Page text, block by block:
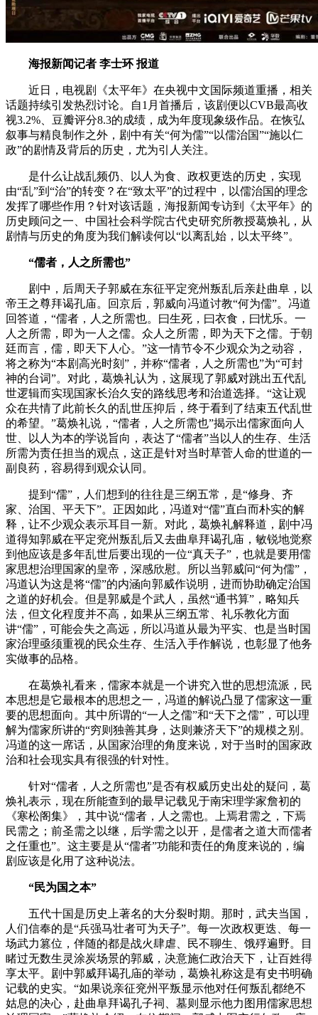
海报新闻记者 李士环 报道
近日，电视剧《太平年》在央视中文国际频道重播，相关
话题持续引发热烈讨论。自1月首播后，该剧便以CVB最高收
视3.2%、豆瓣评分8.3的成绩，成为年度现象级作品。在恢弘
叙事与精良制作之外，剧中有关“何为儒”“以儒治国”“施以仁
政”的剧情及背后的历史，尤为引人关注。
是什么让战乱频仍、以人为食、政权更迭的历史，实现
由“乱”到“治”的转变？在“致太平”的过程中，以儒治国的理念
发挥了哪些作用？针对该话题，海报新闻专访到《太平年》的
历史顾问之一、中国社会科学院古代史研究所教授葛焕礼，从
剧情与历史的角度为我们解读何以“以离乱始，以太平终”。
“儒者，人之所需也”
剧中，后周天子郭威在东征平定兖州叛乱后亲赴曲阜，以
帝王之尊拜谒孔庙。回京后，郭威向冯道讨教“何为儒”。冯道
回答道，“儒者，人之所需也。曰生死，曰衣食，曰忧乐。一
人之所需，即为一人之儒。众人之所需，即为天下之儒。于朝
廷而言，儒，即天下人心。”这一情节令不少观众为之动容，
将之称为“本剧高光时刻”，并称“儒者，人之所需也”为“可封
神的台词”。对此，葛焕礼认为，这展现了郭威对跳出五代乱
世逻辑而实现国家长治久安的路线思考和治道选择。“这让观
众在共情了此前长久的乱世压抑后，终于看到了结束五代乱世
的希望。”葛焕礼说，“儒者，人之所需也”揭示出儒家面向人
世、以人为本的学说旨向，表达了“儒者”当以人的生存、生活
所需为责任担当的观点，这正是针对当时草菅人命的世道的一
副良药，容易得到观众认同。
提到“儒”，人们想到的往往是三纲五常，是“修身、齐
家、治国、平天下”。正因如此，冯道对“儒”直白而朴实的解
释，让不少观众表示耳目一新。对此，葛焕礼解释道，剧中冯
道得知郭威在平定兖州叛乱后又去曲阜拜谒孔庙，敏锐地觉察
到他应该是多年乱世后要出现的一位“真天子”，也就是要用儒
家思想治理国家的皇帝，深感欣慰。所以当郭威问“何为儒”，
冯道认为这是将“儒”的内涵向郭威作说明，进而协助确定治国
之道的好机会。但是郭威是个武人，虽然“通书算”，略知兵
法，但文化程度并不高，如果从三纲五常、礼乐教化方面
讲“儒”，可能会失之高远，所以冯道从最为平实、也是当时国
家治理亟须重视的民众生存、生活入手作解说，也彰显了他务
实做事的品格。
在葛焕礼看来，儒家本就是一个讲究入世的思想流派，民
本思想是它最根本的思想之一，冯道的解说凸显了儒家这一重
要的思想面向。其中所谓的“一人之儒”和“天下之儒”，可以理
解为儒家所讲的“穷则独善其身，达则兼济天下”的规模之别。
冯道的这一席话，从国家治理的角度来说，对于当时的国家政
治和社会现实具有很强的针对性。
针对“儒者，人之所需也”是否有权威历史出处的疑问，葛
焕礼表示，现在所能查到的最早记载见于南宋理学家詹初的
《寒松阁集》，其中说“儒者，人之需也。上焉君需之，下焉
民需之；前圣需之以继，后学需之以开，是儒者之道大而儒者
之任重也”。这主要是从“儒者”功能和责任的角度来说的，编
剧应该是化用了这种说法。
“民为国之本”
五代十国是历史上著名的大分裂时期。那时，武夫当国，
人们信奉的是“兵强马壮者可为天子”。每一次政权更迭、每一
场武力篡位，伴随的都是战火肆虐、民不聊生、饿殍遍野。目
睹过无数生灵涂炭场景的郭威，决意施仁政治天下，让百姓得
享太平。剧中郭威拜谒孔庙的举动，葛焕礼称这是有史书明确
记载的史实。“如果说亲征兖州平叛显示他对任何叛乱都绝不
姑息的决心，赴曲阜拜谒孔子祠、墓则显示他力图用儒家思想